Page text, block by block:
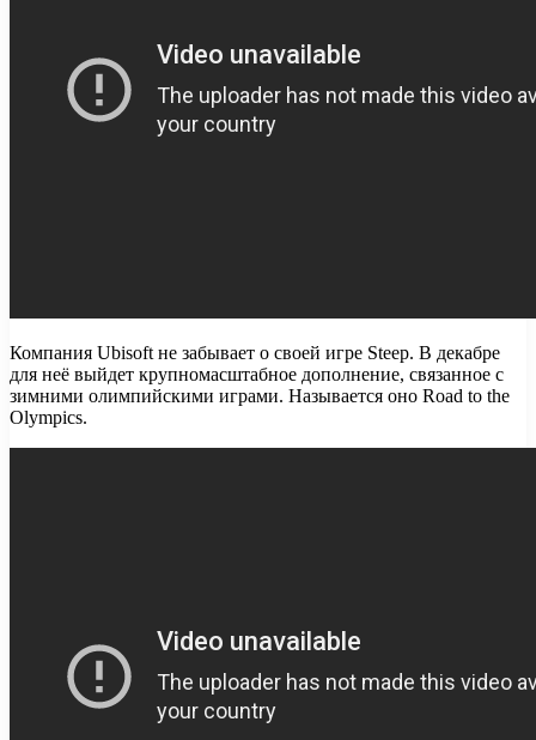
Компания Ubisoft не забывает о своей игре Steep. В декабре
для неё выйдет крупномасштабное дополнение, связанное с
зимними олимпийскими играми. Называется оно Road to the
Olympics.